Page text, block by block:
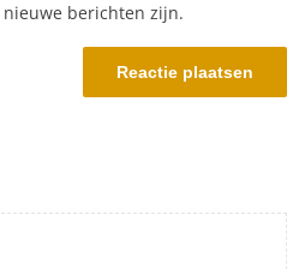
berichten zijn.